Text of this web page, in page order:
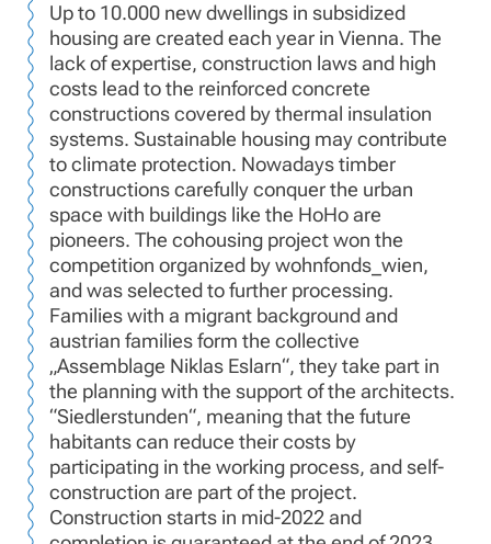
Up to 10.000 new dwellings in subsidized
housing are created each year in Vienna. The
lack of expertise, construction laws and high
costs lead to the reinforced concrete
constructions covered by thermal insulation
systems. Sustainable housing may contribute
to climate protection. Nowadays timber
constructions carefully conquer the urban
space with buildings like the HoHo are
pioneers. The cohousing project won the
competition organized by wohnfonds_wien,
and was selected to further processing.
Families with a migrant background and
austrian families form the collective
„Assemblage Niklas Eslarn“, they take part in
the planning with the support of the architects.
“Siedlerstunden“, meaning that the future
habitants can reduce their costs by
participating in the working process, and self-
construction are part of the project.
Construction starts in mid-2022 and